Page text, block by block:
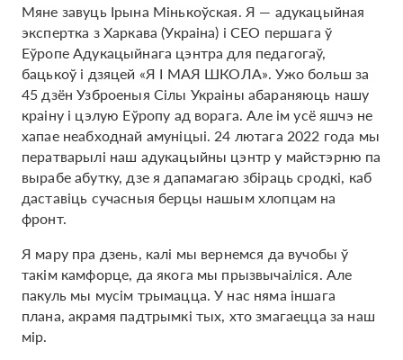
Мяне завуць Ірына Мінькоўская. Я — адукацыйная
экспертка з Харкава (Украіна) і CEO першага ў
Еўропе Адукацыйнага цэнтра для педагогаў,
бацькоў і дзяцей «Я І МАЯ ШКОЛА». Ужо больш за
45 дзён Узброеныя Сілы Украіны абараняюць нашу
краіну і цэлую Еўропу ад ворага. Але ім усё яшчэ не
хапае неабходнай амуніцыі. 24 лютага 2022 года мы
ператварылі наш адукацыйны цэнтр у майстэрню па
вырабе абутку, дзе я дапамагаю збіраць сродкі, каб
даставіць сучасныя берцы нашым хлопцам на
фронт.
Я мару пра дзень, калі мы вернемся да вучобы ў
такім камфорце, да якога мы прызвычаіліся. Але
пакуль мы мусім трымацца. У нас няма іншага
плана, акрамя падтрымкі тых, хто змагаецца за наш
мір.